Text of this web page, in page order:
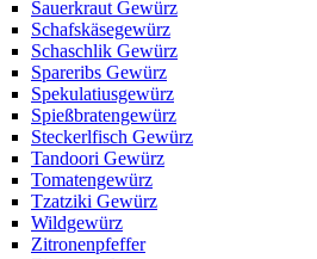
Sauerkraut Gewürz
Schafskäsegewürz
Schaschlik Gewürz
Spareribs Gewürz
Spekulatiusgewürz
Spießbratengewürz
Steckerlfisch Gewürz
Tandoori Gewürz
Tomatengewürz
Tzatziki Gewürz
Wildgewürz
Zitronenpfeffer